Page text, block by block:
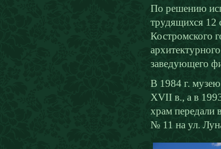
По решению
трудящихся 12
Костромского
заведующего
В 1984 г. музею
XVII в., а в
храм передали
№ 11 на ул.